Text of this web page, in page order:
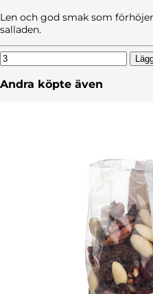
Len och god smak som
salladen.
Andra köpte även